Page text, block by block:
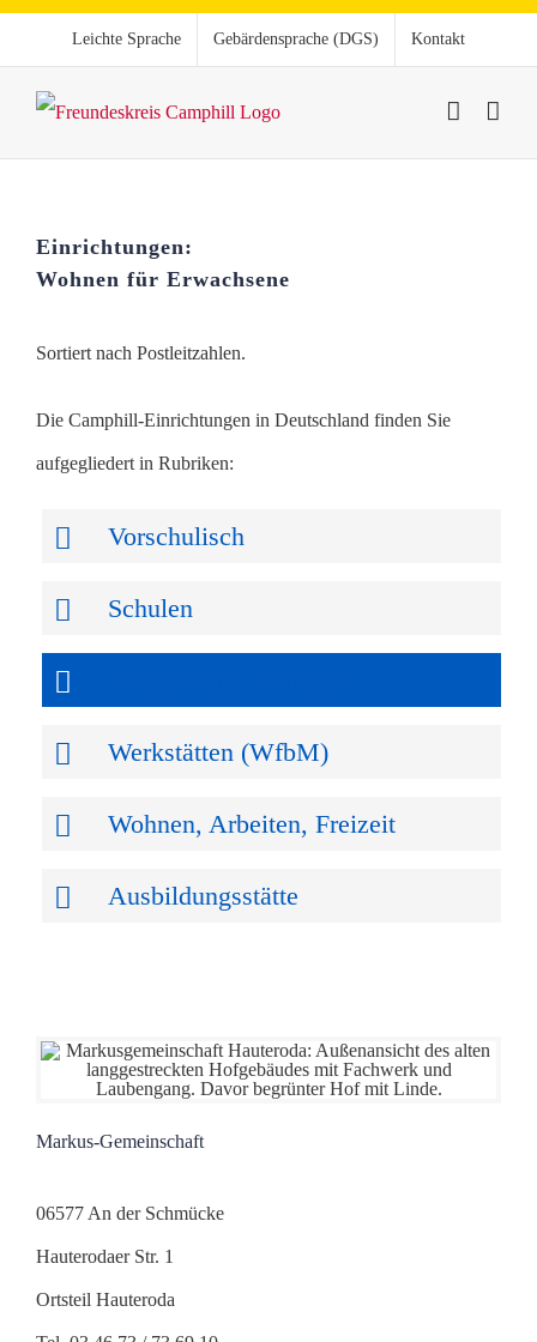
Zum
Inhalt
springen
Leichte Sprache Gebärdensprache (DGS) Kontakt
Einrichtungen:
Wohnen für Erwachsene
Sortiert nach Postleitzahlen.
Die Camphill-Einrichtungen in Deutschland finden Sie
aufgegliedert in Rubriken:
Vorschulisch
Schulen
Werkstätten (WfbM)
Wohnen, Arbeiten, Freizeit
Ausbildungsstätte
Markus-Gemeinschaft
06577 An der Schmücke
Hauterodaer Str. 1
Ortsteil Hauteroda